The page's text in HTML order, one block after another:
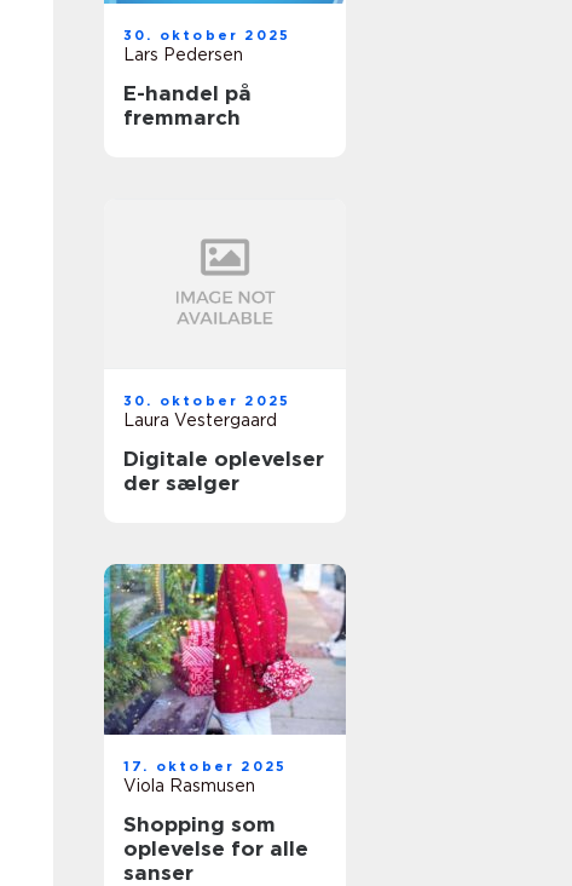
30. oktober 2025
Lars Pedersen
E-handel på
fremmarch
30. oktober 2025
Laura Vestergaard
Digitale oplevelser
der sælger
17. oktober 2025
Viola Rasmusen
Shopping som
oplevelse for alle
sanser